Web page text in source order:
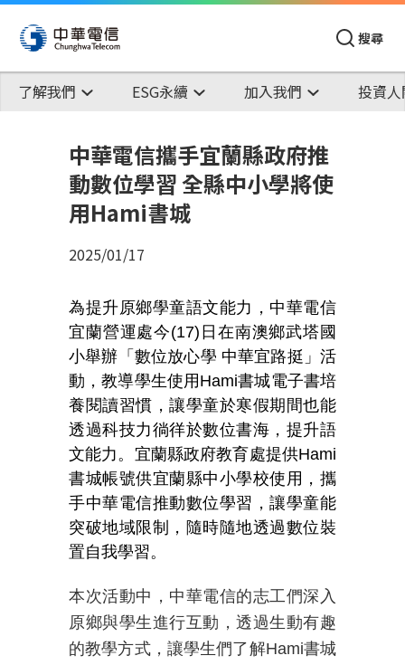
搜尋
了解我們 ESG永續 加入我們 投資
中華電信攜手宜蘭縣政府推
動數位學習 全縣中小學將使
用Hami書城
2025/01/17
為提升原鄉學童語文能力，中華電信
宜蘭營運處今(17)日在南澳鄉武塔國
小舉辦「數位放心學 中華宜路挺」活
動，教導學生使用Hami書城電子書培
養閱讀習慣，讓學童於寒假期間也能
透過科技力徜徉於數位書海，提升語
文能力。宜蘭縣政府教育處提供Hami
書城帳號供宜蘭縣中小學校使用，攜
手中華電信推動數位學習，讓學童能
突破地域限制，隨時隨地透過數位裝
置自我學習。
本次活動中，中華電信的志工們深入
原鄉與學生進行互動，透過生動有趣
的教學方式，讓學生們了解Hami書城